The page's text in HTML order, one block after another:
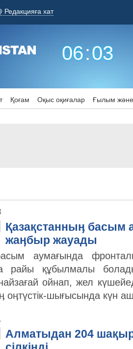
Редакцияға хат
06:03
Қоғам Оқыс оқиғалар Ғылым және
Қазақстанныӊ басым
жаӊбыр жауады
аумағында
райы құбылмалы
ойнап, жел
оӊтүстік-шығысында күн
Алматыдан 204